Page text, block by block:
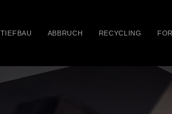
TIEFBAU ABBRUCH RECYCLING